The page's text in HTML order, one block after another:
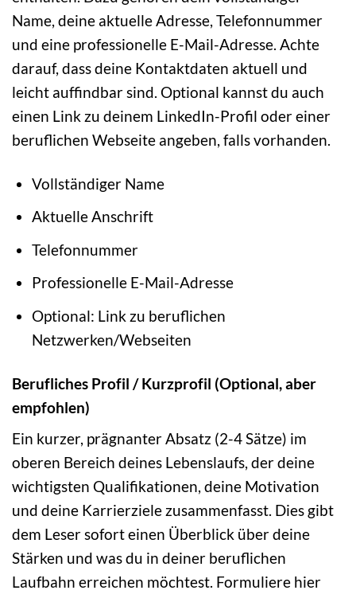
Name, deine aktuelle Adresse, Telefonnummer
und eine professionelle E-Mail-Adresse. Achte
darauf, dass deine Kontaktdaten aktuell und
leicht auffindbar sind. Optional kannst du auch
einen Link zu deinem LinkedIn-Profil oder einer
beruflichen Webseite angeben, falls vorhanden.
Vollständiger Name
Aktuelle Anschrift
Telefonnummer
Professionelle E-Mail-Adresse
Optional: Link zu beruflichen
Netzwerken/Webseiten
Berufliches Profil / Kurzprofil (Optional, aber
empfohlen)
Ein kurzer, prägnanter Absatz (2-4 Sätze) im
oberen Bereich deines Lebenslaufs, der deine
wichtigsten Qualifikationen, deine Motivation
und deine Karrierziele zusammenfasst. Dies gibt
dem Leser sofort einen Überblick über deine
Stärken und was du in deiner beruflichen
Laufbahn erreichen möchtest. Formuliere hier